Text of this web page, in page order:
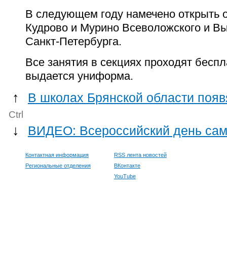
В следующем году намечено открыть
Кудрово и Мурино Всеволожского и
Санкт-Петербурга.
Все занятия в секциях проходят
выдается униформа.
↑ В школах Брянской области
Ctrl
↓ ВИДЕО: Всероссийский день
Контактная информация
Региональные отделения
RSS лента новостей
ВКонтакте
YouTube